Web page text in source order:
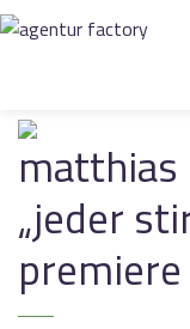
„jeder
premiere